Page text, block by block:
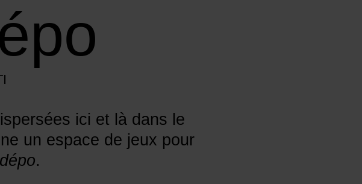
ici et là dans le
un espace de jeux pour
.